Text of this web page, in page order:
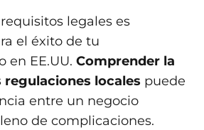
legales es
el éxito de tu
EE.UU. Comprender la
regulaciones locales puede
entre un negocio
de complicaciones.